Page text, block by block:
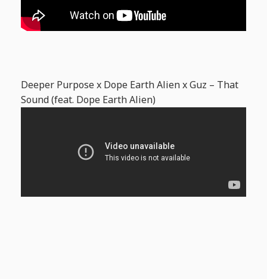
Deeper Purpose x Dope Earth Alien x Guz – That
Sound (feat. Dope Earth Alien)